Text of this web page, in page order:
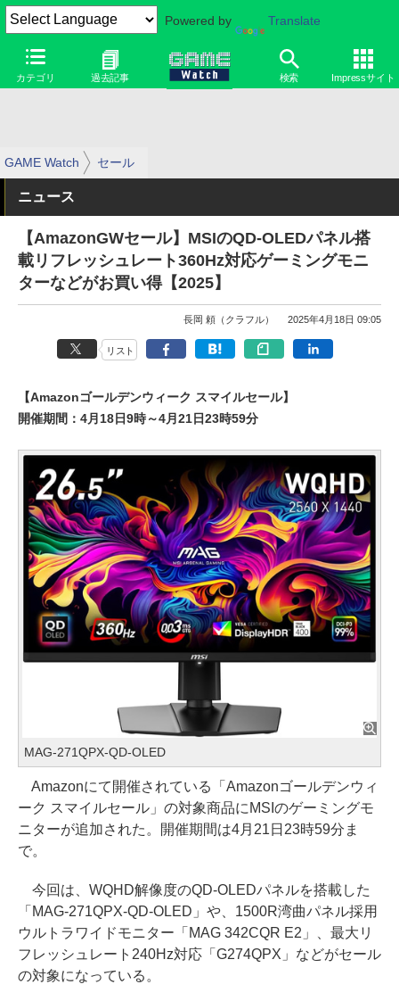
Powered by Translate
カテゴリ 過去記事 検索 Impressサイト
GAME Watch セール
ニュース
【AmazonGWセール】MSIのQD-OLEDパネル搭
載リフレッシュレート360Hz対応ゲーミングモニ
ターなどがお買い得【2025】
長岡 頼（クラフル） 2025年4月18日 09:05
リスト
【Amazonゴールデンウィーク スマイルセール】
開催期間：4月18日9時～4月21日23時59分
MAG-271QPX-QD-OLED
Amazonにて開催されている「Amazonゴールデンウィ
ーク スマイルセール」の対象商品にMSIのゲーミングモ
ニターが追加された。開催期間は4月21日23時59分ま
で。
今回は、WQHD解像度のQD-OLEDパネルを搭載した
「MAG-271QPX-QD-OLED」や、1500R湾曲パネル採用
ウルトラワイドモニター「MAG 342CQR E2」、最大リ
フレッシュレート240Hz対応「G274QPX」などがセール
の対象になっている。